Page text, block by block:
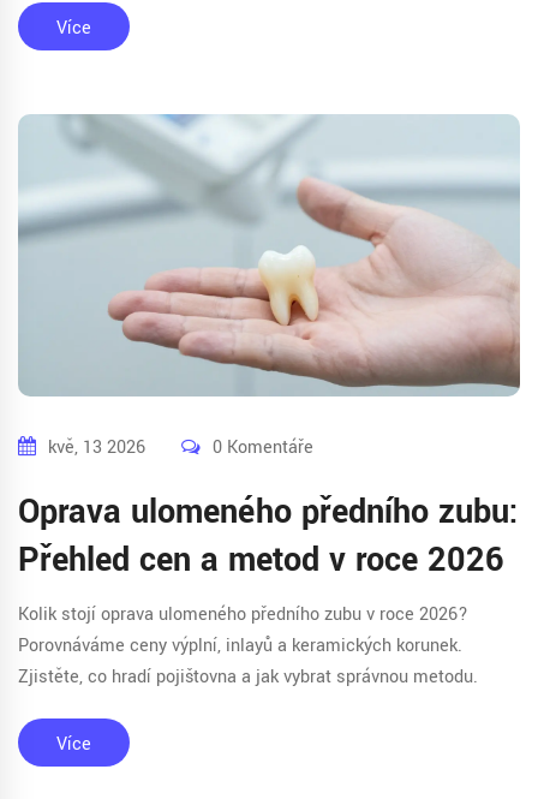
Více
kvě, 13 2026 0 Komentáře
Oprava ulomeného předního zubu:
Přehled cen a metod v roce 2026
Kolik stojí oprava ulomeného předního zubu v roce 2026?
Porovnáváme ceny výplní, inlayů a keramických korunek.
Zjistěte, co hradí pojišťovna a jak vybrat správnou metodu.
Více